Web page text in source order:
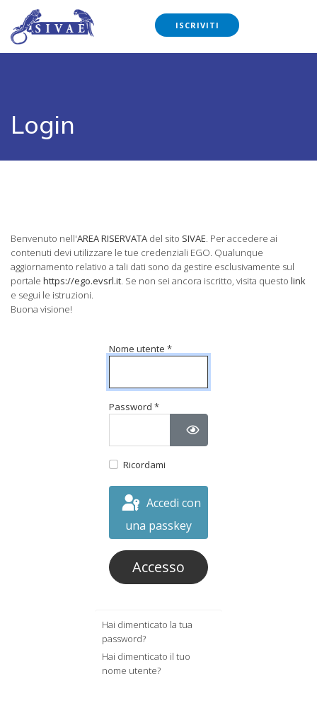
ISCRIVITI
Login
Benvenuto nell'AREA RISERVATA del sito SIVAE. Per accedere ai
contenuti devi utilizzare le tue credenziali EGO. Qualunque
aggiornamento relativo a tali dati sono da gestire esclusivamente sul
portale https://ego.evsrl.it. Se non sei ancora iscritto, visita questo link
e segui le istruzioni.
Buona visione!
Nome utente *
Password *
Mostra password
Ricordami
una passkey
Accesso
Hai dimenticato la tua
password?
Hai dimenticato il tuo
nome utente?